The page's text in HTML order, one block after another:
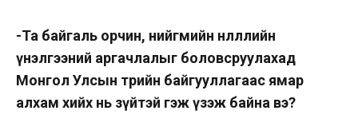
-Та байгаль орчин, нийгмийн нөлөөллийн
үнэлгээний аргач­лалыг боловсруулахад
Монгол Улсын төрийн байгууллагаас ямар
алхам хийх нь зүйтэй гэж үзэж байна вэ?